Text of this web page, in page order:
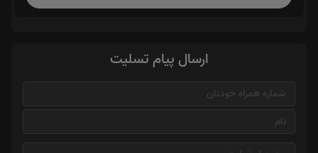
ارسال پیام تسلیت